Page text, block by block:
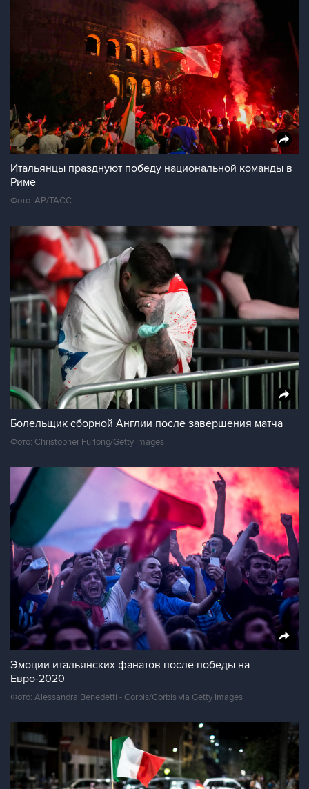
Итальянцы празднуют победу национальной команды в
Риме
Фото: AP/ТАСС
Болельщик сборной Англии после завершения матча
Фото: Christopher Furlong/Getty Images
Эмоции итальянских фанатов после победы на
Евро-2020
Фото: Alessandra Benedetti - Corbis/Corbis via Getty Images